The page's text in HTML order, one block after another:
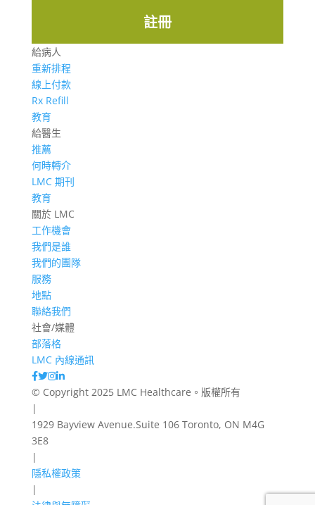
註冊
給病人
重新排程
線上付款
Rx Refill
教育
給醫生
推薦
何時轉介
LMC 期刊
教育
關於 LMC
工作機會
我們是誰
我們的團隊
服務
地點
聯絡我們
社會/媒體
部落格
LMC 內線通訊
© Copyright 2025 LMC Healthcare。版權所有
|
1929 Bayview Avenue.Suite 106 Toronto, ON M4G
3E8
|
隱私權政策
|